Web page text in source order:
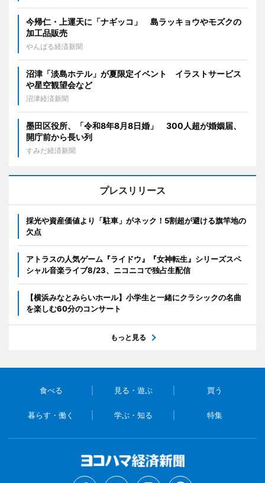
今帰仁・上運天に「ナギッコ」 島ラッキョウやモズクの
加工品販売
やんばる経済新聞
沼津「淡島ホテル」が夏限定イベント イラストサービス
や星空観望会など
沼津経済新聞
墨田区役所、「令和8年8月8日婚」 300人超が婚姻届、
開庁前から長い列
すみだ経済新聞
プレスリリース
採光や資産価値より「駐車」がネック！5割超が避ける旗竿地の
欠点
アトラスの人気ゲーム『ライドウ』『女神転生』シリーズスペ
シャル音楽ライブ8/23、ニコニコで独占生配信
【横浜みなとみらいホール】小学生と一緒にクラシックの名曲
を楽しむ60分のコンサート
もっと見る
食べる 見る・遊ぶ 買う
暮らす・働く 学ぶ・知る 特集